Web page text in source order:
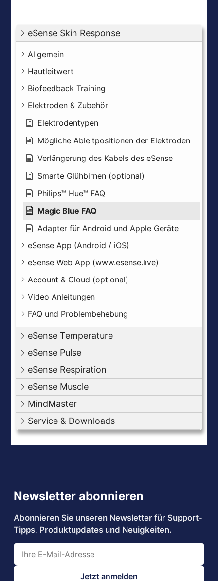
eSense Skin Response
Allgemein
Hautleitwert
Biofeedback Training
Elektroden & Zubehör
Elektrodentypen
Mögliche Ableitpositionen der Elektroden
Verlängerung des Kabels des eSense
Smarte Glühbirnen (optional)
Philips™ Hue™ FAQ
Magic Blue FAQ
Adapter für Android und Apple Geräte
eSense App (Android / iOS)
eSense Web App (www.esense.live)
Account & Cloud (optional)
Video Anleitungen
FAQ und Problembehebung
eSense Temperature
eSense Pulse
eSense Respiration
eSense Muscle
MindMaster
Service & Downloads